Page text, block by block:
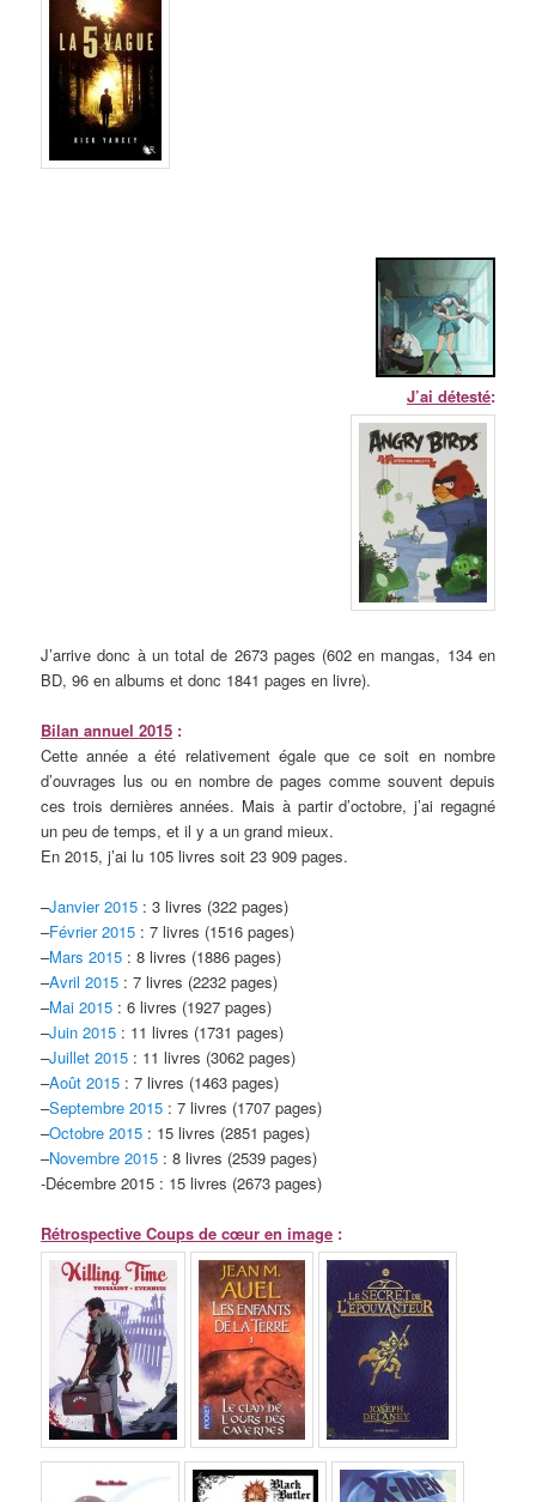
J’ai détesté:
J’arrive donc à un total de 2673 pages (602 en mangas, 134 en
BD, 96 en albums et donc 1841 pages en livre).
Bilan annuel 2015 :
Cette année a été relativement égale que ce soit en nombre
d’ouvrages lus ou en nombre de pages comme souvent depuis
ces trois dernières années. Mais à partir d’octobre, j’ai regagné
un peu de temps, et il y a un grand mieux.
En 2015, j’ai lu 105 livres soit 23 909 pages.
–Janvier 2015 : 3 livres (322 pages)
–Février 2015 : 7 livres (1516 pages)
–Mars 2015 : 8 livres (1886 pages)
–Avril 2015 : 7 livres (2232 pages)
–Mai 2015 : 6 livres (1927 pages)
–Juin 2015 : 11 livres (1731 pages)
–Juillet 2015 : 11 livres (3062 pages)
–Août 2015 : 7 livres (1463 pages)
–Septembre 2015 : 7 livres (1707 pages)
–Octobre 2015 : 15 livres (2851 pages)
–Novembre 2015 : 8 livres (2539 pages)
-Décembre 2015 : 15 livres (2673 pages)
Rétrospective Coups de cœur en image :